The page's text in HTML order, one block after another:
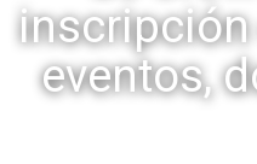
inscripción
eventos,